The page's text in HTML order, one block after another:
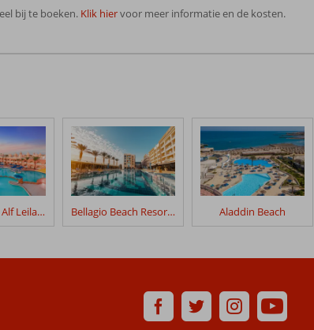
bij te boeken. Klik hiervoor meer informatie en de kosten.
Pickalbatros Alf Leila Wa Leila Bellagio Beach Resort & Spa Aladdin Beach